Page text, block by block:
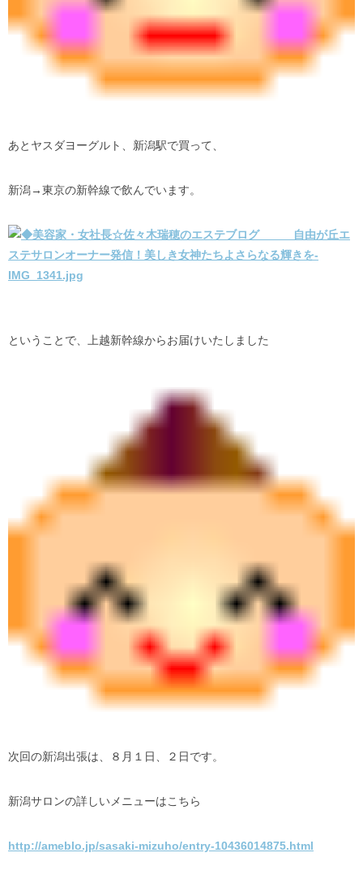
あとヤスダヨーグルト、新潟駅で買って、
新潟→東京の新幹線で飲んでいます。
ということで、上越新幹線からお届けいたしました
次回の新潟出張は、８月１日、２日です。
新潟サロンの詳しいメニューはこちら
http://ameblo.jp/sasaki-mizuho/entry-10436014875.html